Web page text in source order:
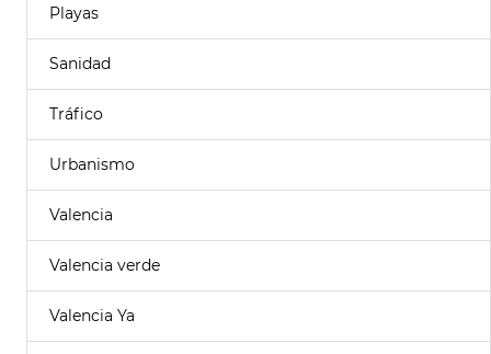
Playas
Sanidad
Tráfico
Urbanismo
Valencia
Valencia verde
Valencia Ya